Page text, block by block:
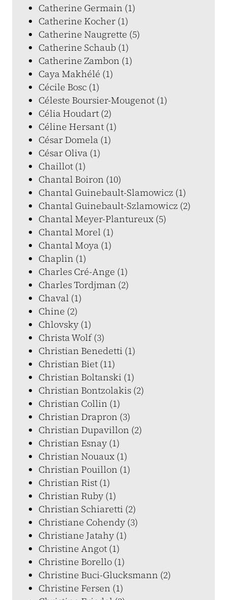
Catherine Germain (1)
Catherine Kocher (1)
Catherine Naugrette (5)
Catherine Schaub (1)
Catherine Zambon (1)
Caya Makhélé (1)
Cécile Bosc (1)
Céleste Boursier-Mougenot (1)
Célia Houdart (2)
Céline Hersant (1)
César Domela (1)
César Oliva (1)
Chaillot (1)
Chantal Boiron (10)
Chantal Guinebault-Slamowicz (1)
Chantal Guinebault-Szlamowicz (2)
Chantal Meyer-Plantureux (5)
Chantal Morel (1)
Chantal Moya (1)
Chaplin (1)
Charles Cré-Ange (1)
Charles Tordjman (2)
Chaval (1)
Chine (2)
Chlovsky (1)
Christa Wolf (3)
Christian Benedetti (1)
Christian Biet (11)
Christian Boltanski (1)
Christian Bontzolakis (2)
Christian Collin (1)
Christian Drapron (3)
Christian Dupavillon (2)
Christian Esnay (1)
Christian Nouaux (1)
Christian Pouillon (1)
Christian Rist (1)
Christian Ruby (1)
Christian Schiaretti (2)
Christiane Cohendy (3)
Christiane Jatahy (1)
Christine Angot (1)
Christine Borello (1)
Christine Buci-Glucksmann (2)
Christine Fersen (1)